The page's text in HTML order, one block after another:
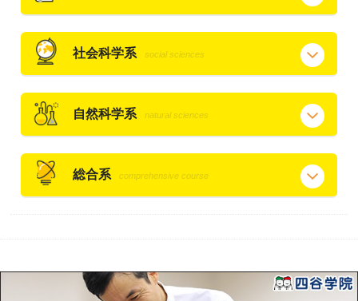
社会科学系 social sciences
自然科学系 natural sciences
総合系 comprehensive course